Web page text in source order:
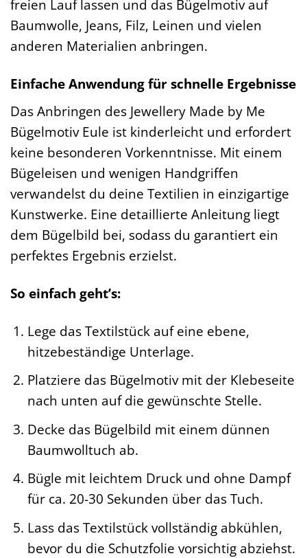
freien Lauf lassen und das Bügelmotiv auf
Baumwolle, Jeans, Filz, Leinen und vielen
anderen Materialien anbringen.
Einfache Anwendung für schnelle Ergebnisse
Das Anbringen des Jewellery Made by Me
Bügelmotiv Eule ist kinderleicht und erfordert
keine besonderen Vorkenntnisse. Mit einem
Bügeleisen und wenigen Handgriffen
verwandelst du deine Textilien in einzigartige
Kunstwerke. Eine detaillierte Anleitung liegt
dem Bügelbild bei, sodass du garantiert ein
perfektes Ergebnis erzielst.
So einfach geht’s:
Lege das Textilstück auf eine ebene,
hitzebeständige Unterlage.
Platziere das Bügelmotiv mit der Klebeseite
nach unten auf die gewünschte Stelle.
Decke das Bügelbild mit einem dünnen
Baumwolltuch ab.
Bügle mit leichtem Druck und ohne Dampf
für ca. 20-30 Sekunden über das Tuch.
Lass das Textilstück vollständig abkühlen,
bevor du die Schutzfolie vorsichtig abziehst.